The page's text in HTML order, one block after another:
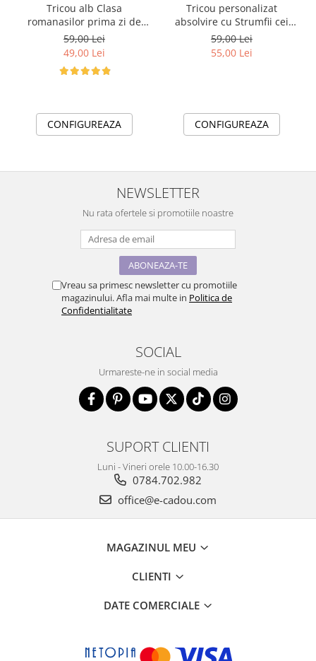
Tricou alb Clasa
romanasilor prima zi de
gradinita sau scoala din
bumbac ABS1133
59,00 Lei
49,00 Lei
CONFIGUREAZA
Tricou personalizat
absolvire cu Strumfii cei
isteti
59,00 Lei
55,00 Lei
CONFIGUREAZA
NEWSLETTER
Nu rata ofertele si promotiile noastre
Vreau sa primesc newsletter cu promotiile
magazinului. Afla mai multe in Politica de
Confidentialitate
SOCIAL
Urmareste-ne in social media
SUPORT CLIENTI
Luni - Vineri orele 10.00-16.30
0784.702.982
office@e-cadou.com
MAGAZINUL MEU
CLIENTI
DATE COMERCIALE